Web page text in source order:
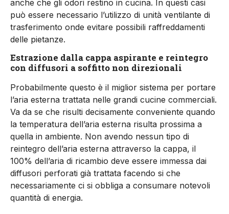
anche che gli odori restino in cucina. In questi casi
può essere necessario l’utilizzo di unità ventilante di
trasferimento onde evitare possibili raffreddamenti
delle pietanze.
Estrazione dalla cappa aspirante e reintegro
con diffusori a soffitto non direzionali
Probabilmente questo è il miglior sistema per portare
l’aria esterna trattata nelle grandi cucine commerciali.
Va da se che risulti decisamente conveniente quando
la temperatura dell’aria esterna risulta prossima a
quella in ambiente. Non avendo nessun tipo di
reintegro dell’aria esterna attraverso la cappa, il
100% dell’aria di ricambio deve essere immessa dai
diffusori perforati già trattata facendo si che
necessariamente ci si obbliga a consumare notevoli
quantità di energia.